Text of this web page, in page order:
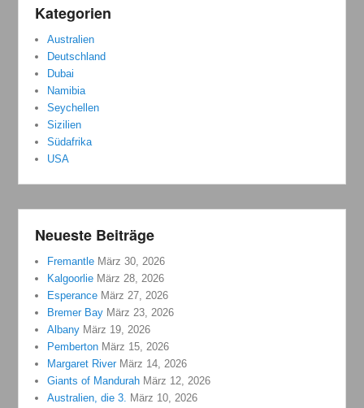
Kategorien
Australien
Deutschland
Dubai
Namibia
Seychellen
Sizilien
Südafrika
USA
Neueste Beiträge
Fremantle März 30, 2026
Kalgoorlie März 28, 2026
Esperance März 27, 2026
Bremer Bay März 23, 2026
Albany März 19, 2026
Pemberton März 15, 2026
Margaret River März 14, 2026
Giants of Mandurah März 12, 2026
Australien, die 3. März 10, 2026